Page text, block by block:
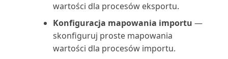
Wymiary zapasu: szczegóły
(raport)
Wymiary: suma (raport)
wartości dla procesów eksportu.
Konfiguracja mapowania importu —
skonfiguruj proste mapowania
wartości dla procesów importu.